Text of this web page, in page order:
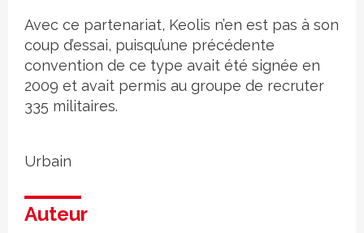
Avec ce partenariat, Keolis n’en est pas à son
coup d’essai, puisqu’une précédente
convention de ce type avait été signée en
2009 et avait permis au groupe de recruter
335 militaires.
Urbain
Auteur